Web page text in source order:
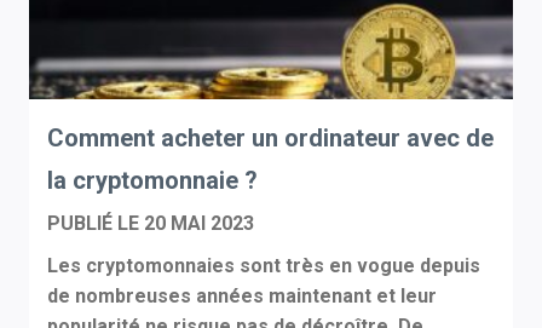
Comment acheter un ordinateur avec de
la cryptomonnaie ?
PUBLIÉ LE 20 MAI 2023
Les cryptomonnaies sont très en vogue depuis
de nombreuses années maintenant et leur